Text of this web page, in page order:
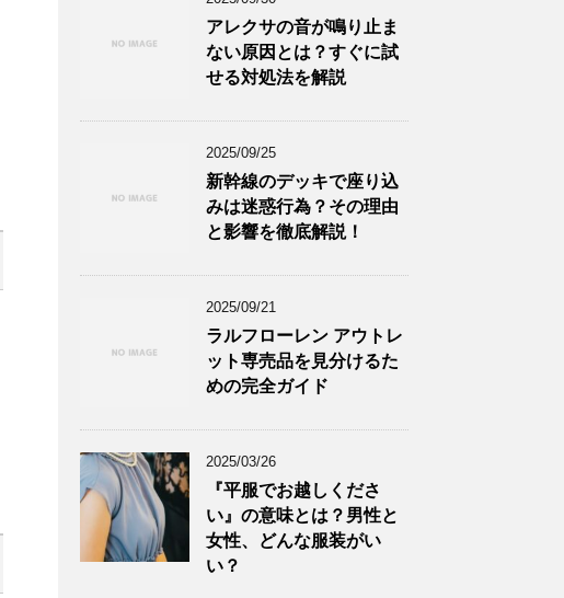
アレクサの音が鳴り止ま
ない原因とは？すぐに試
せる対処法を解説
2025/09/25
新幹線のデッキで座り込
みは迷惑行為？その理由
と影響を徹底解説！
2025/09/21
ラルフローレン アウトレ
ット専売品を見分けるた
めの完全ガイド
2025/03/26
『平服でお越しくださ
い』の意味とは？男性と
女性、どんな服装がい
い？